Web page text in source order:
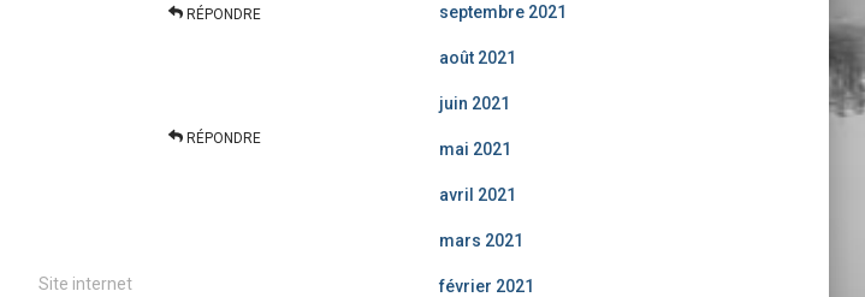
RÉPONDRE
RÉPONDRE
Site internet
septembre 2021
août 2021
juin 2021
mai 2021
avril 2021
mars 2021
février 2021